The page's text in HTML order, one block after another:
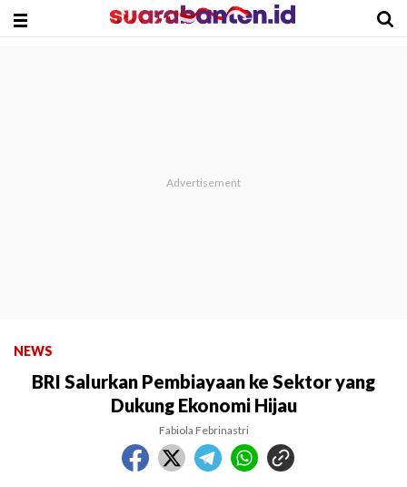
NEWS
BRI Salurkan Pembiayaan ke Sektor yang
Dukung Ekonomi Hijau
Fabiola Febrinastri